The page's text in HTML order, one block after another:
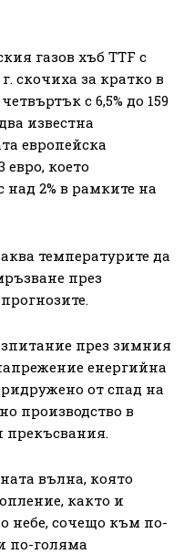
газов хъб TTF с
скочиха за кратко в
с 6,5% до 159
известна
европейска
евро, което
2% в рамките на
температурите да
през
през зимния
енергийна
от спад на
производство в
вълна, която
както и
небе, сочещо към по-
по-голяма